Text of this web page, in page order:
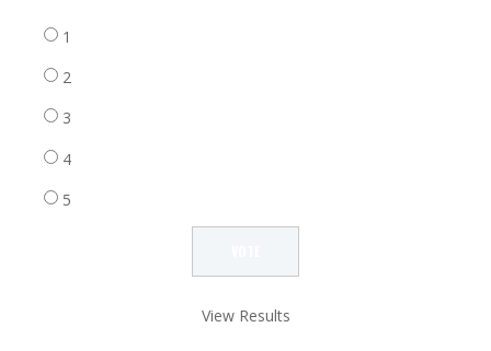
1
2
3
4
5
View Results